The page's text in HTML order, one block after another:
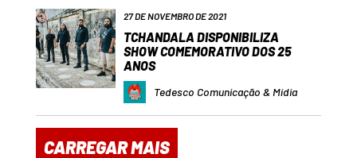
27 DE NOVEMBRO DE 2021
TCHANDALA DISPONIBILIZA
SHOW COMEMORATIVO DOS 25
ANOS
Tedesco Comunicação & Mídia
CARREGAR MAIS